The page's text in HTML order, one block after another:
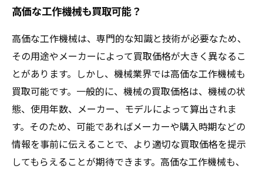
高価な工作機械も買取可能？
高価な工作機械は、専門的な知識と技術が必要なため、
その用途やメーカーによって買取価格が大きく異なるこ
とがあります。しかし、機械業界では高価な工作機械も
買取可能です。一般的に、機械の買取価格は、機械の状
態、使用年数、メーカー、モデルによって算出されま
す。そのため、可能であればメーカーや購入時期などの
情報を事前に伝えることで、より適切な買取価格を提示
してもらえることが期待できます。高価な工作機械も、